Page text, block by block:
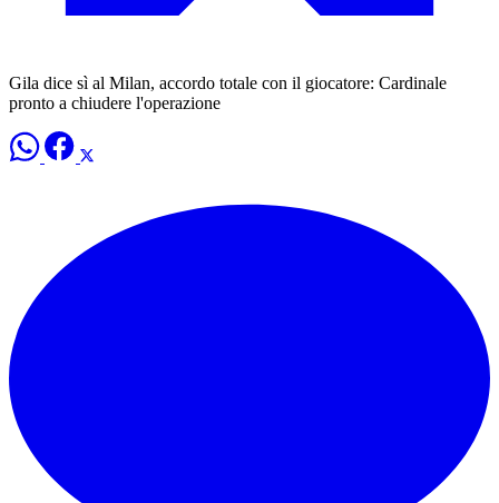
Gila dice sì al Milan, accordo totale con il giocatore: Cardinale
pronto a chiudere l'operazione